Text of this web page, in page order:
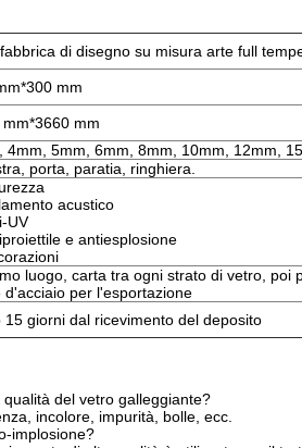
di disegno su misura arte full
mm
mm*3660 mm
4mm, 5mm, 6mm, 8mm, 10mm, 12mm,
porta, paratia, ringhiera.
acustico
UV
e antiesplosione
luogo, carta tra ogni strato di vetro, poi
d'acciaio per l'esportazione
15 giorni dal ricevimento del deposito
del vetro galleggiante?
incolore, impurità, bolle, ecc.
implosione?